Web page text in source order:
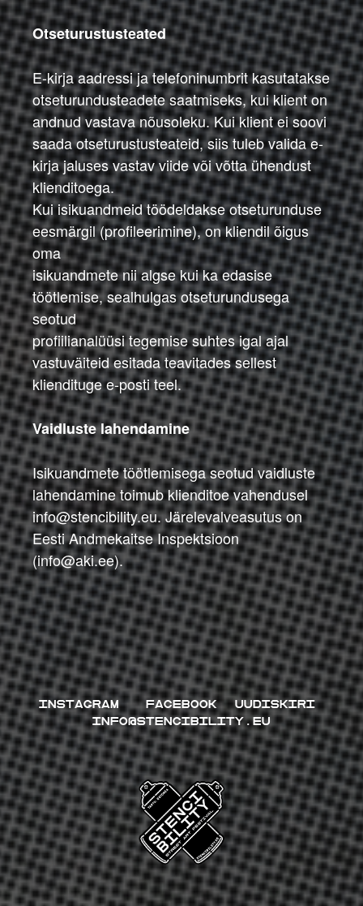
Otseturustusteated
E-kirja aadressi ja telefoninumbrit kasutatakse
otseturundusteadete saatmiseks, kui klient on
andnud vastava nõusoleku. Kui klient ei soovi
saada otseturustusteateid, siis tuleb valida e-
kirja jaluses vastav viide või võtta ühendust
klienditoega.
Kui isikuandmeid töödeldakse otseturunduse
eesmärgil (profileerimine), on kliendil õigus
oma
isikuandmete nii algse kui ka edasise
töötlemise, sealhulgas otseturundusega
seotud
profiilianalüüsi tegemise suhtes igal ajal
vastuväiteid esitada teavitades sellest
kliendituge e-posti teel.
Vaidluste lahendamine
Isikuandmete töötlemisega seotud vaidluste
lahendamine toimub klienditoe vahendusel
info@stencibility.eu. Järelevalveasutus on
Eesti Andmekaitse Inspektsioon
(info@aki.ee).
INSTAGRAM FACEBOOK
UUDISKIRI
INFO@STENCIBILITY.EU